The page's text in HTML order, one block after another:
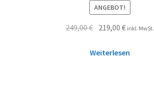
ANGEBOT!
249,00€ 219,00€ inkl. MwSt.
Weiterlesen